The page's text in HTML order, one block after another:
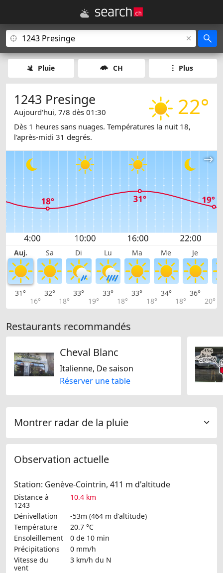
Pluie CH Plus
22°
1243 Presinge
Aujourd'hui, 7/8 dès 01:30
Dès 1 heures sans nuages. Températures la nuit 18,
l'après-midi 31 degrés.
Auj. Sa Di Lu Ma Me Je
31°
16°
32°
18°
33°
19°
33°
18°
33°
18°
34°
18°
36°
20°
Restaurants recommandés
Cheval Blanc
Italienne, De saison
Réserver une table
Montrer radar de la pluie
Observation actuelle
Station: Genève-Cointrin, 411 m d'altitude
Distance à
1243
10.4 km
Dénivellation
-53m (464 m d'altitude)
Température
20.7 °C
Ensoleillement
0 de 10 min
Précipitations
0 mm/h
Vitesse du
vent
3 km/h du N